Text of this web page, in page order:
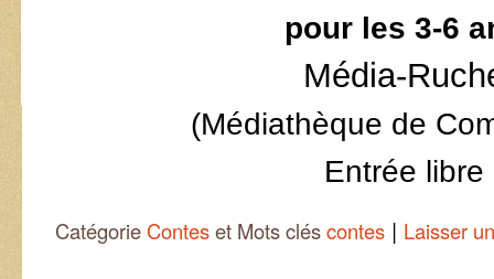
pour les 3-6
Média-
(Médiathèque de
Entrée libre
Catégorie Conteset Mots cléscontes | Laisser